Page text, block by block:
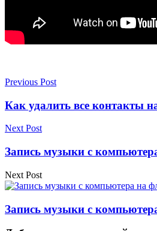
Previous Post
Как удалить все контакты
Next Post
Запись музыки с
Next Post
Запись музыки с